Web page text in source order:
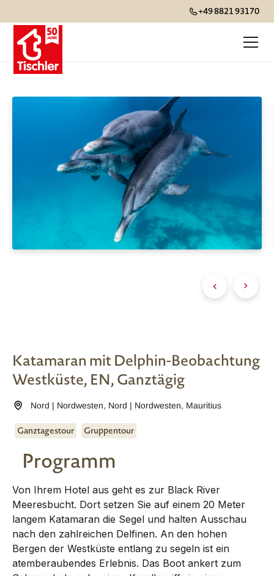
+49 8821 93170
Katamaran mit Delphin-Beobachtung
Westküste, EN, Ganztägig
Nord | Nordwesten, Nord | Nordwesten, Mauritius
Ganztagestour Gruppentour
Programm
Von Ihrem Hotel aus geht es zur Black River
Meeresbucht. Dort setzen Sie auf einem 20 Meter
langem Katamaran die Segel und halten Ausschau
nach den zahlreichen Delfinen. An den hohen
Bergen der Westküste entlang zu segeln ist ein
atemberaubendes Erlebnis. Das Boot ankert zum